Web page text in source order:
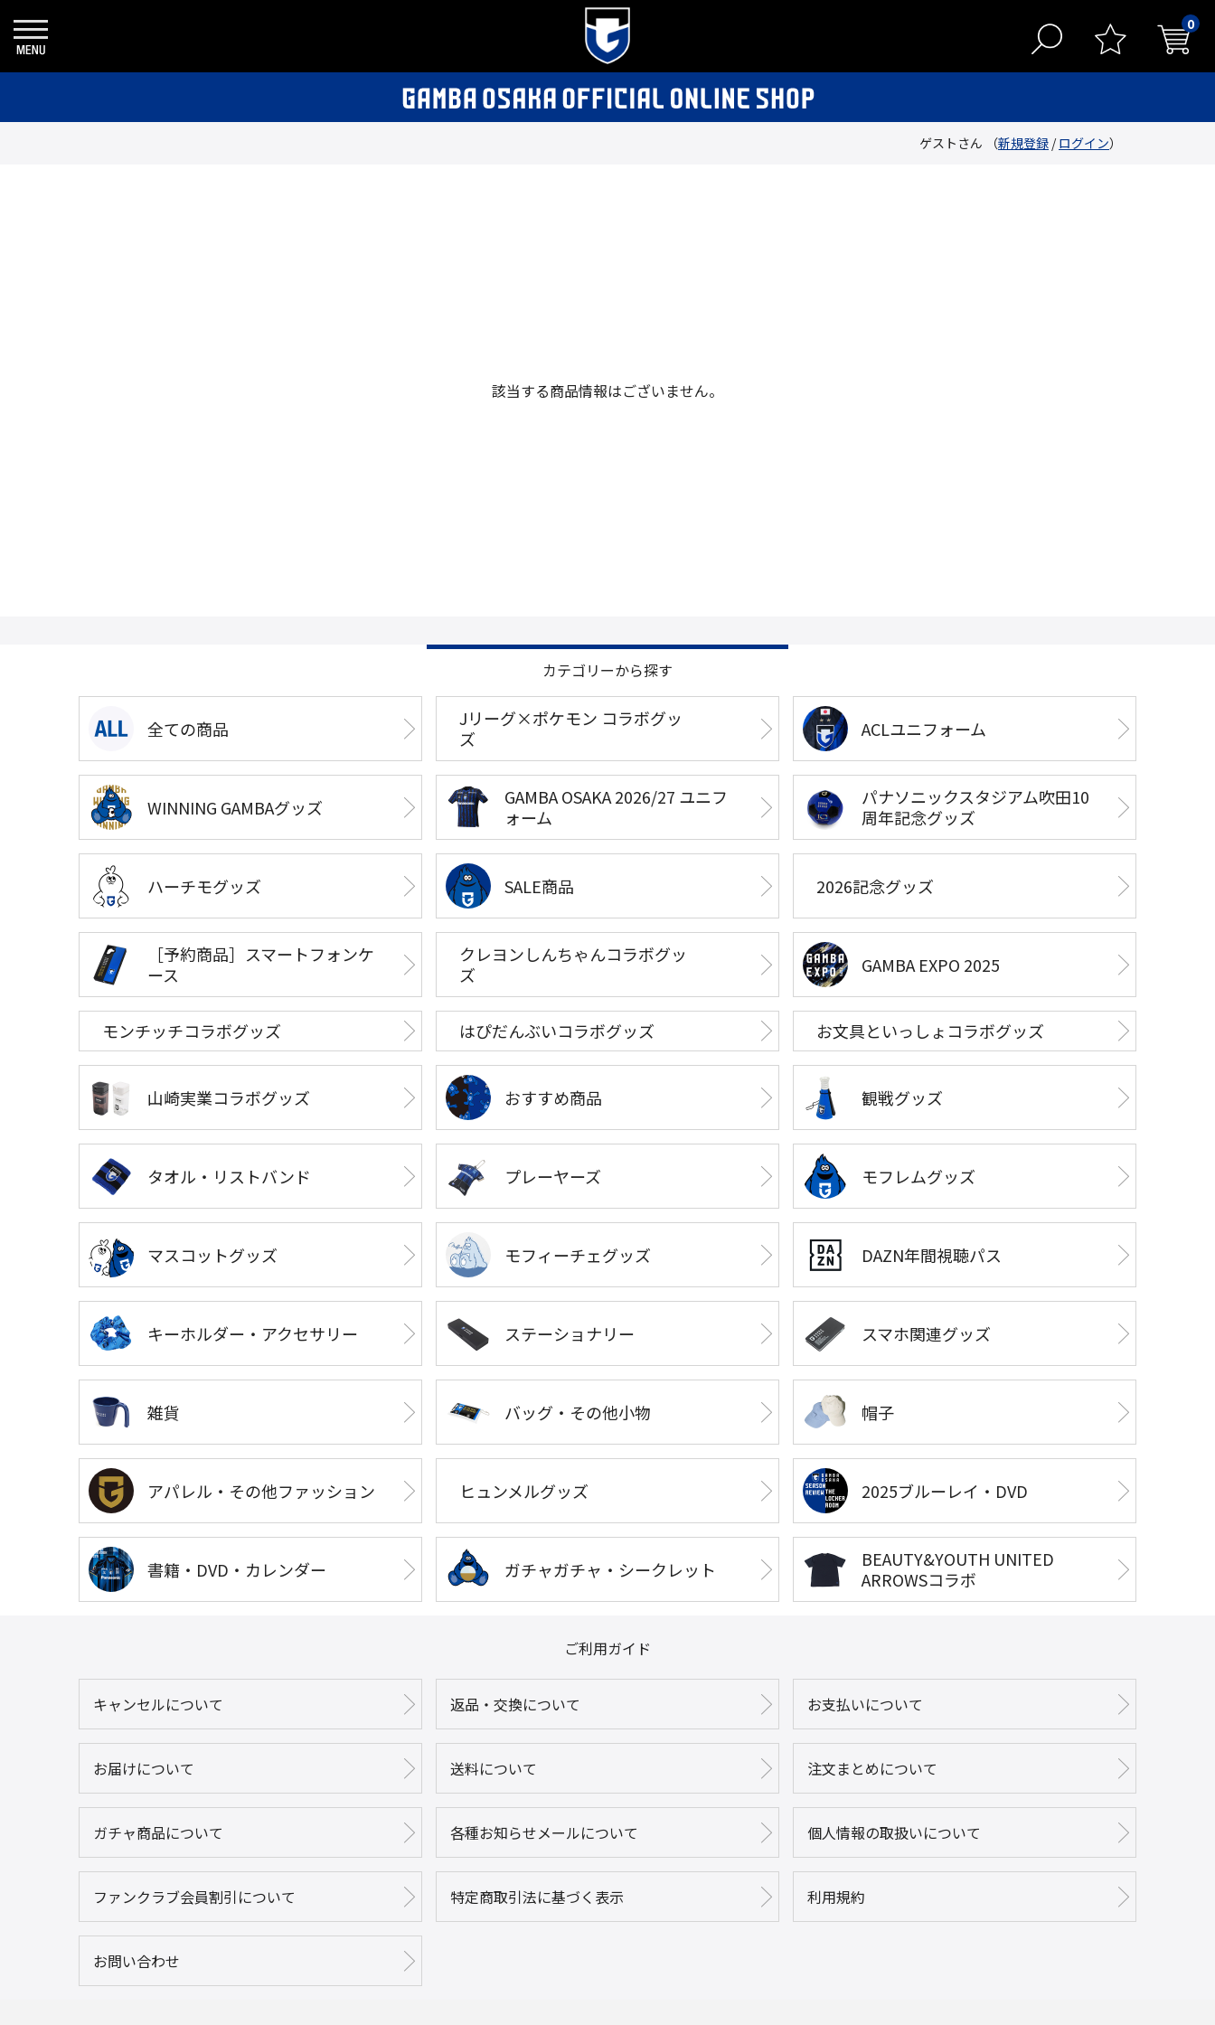
0
ゲストさん （新規登録 /ログイン）
該当する商品情報はございません。
カテゴリーから探す
全ての商品
Jリーグ×ポケモン コラボグッ
ズ
ACLユニフォーム
WINNING GAMBAグッズ
GAMBA OSAKA 2026/27 ユニフ
ォーム
パナソニックスタジアム吹田10
周年記念グッズ
ハーチモグッズ SALE商品 2026記念グッズ
［予約商品］スマートフォンケ
ース
クレヨンしんちゃんコラボグッ
ズ
GAMBA EXPO 2025
モンチッチコラボグッズ はぴだんぶいコラボグッズ お文具といっしょコラボグッズ
山崎実業コラボグッズ おすすめ商品 観戦グッズ
タオル・リストバンド プレーヤーズ モフレムグッズ
マスコットグッズ モフィーチェグッズ DAZN年間視聴パス
キーホルダー・アクセサリー ステーショナリー スマホ関連グッズ
雑貨 バッグ・その他小物 帽子
アパレル・その他ファッション ヒュンメルグッズ 2025ブルーレイ・DVD
書籍・DVD・カレンダー ガチャガチャ・シークレット
BEAUTY&YOUTH UNITED
ARROWSコラボ
ご利用ガイド
キャンセルについて 返品・交換について お支払いについて
お届けについて 送料について 注文まとめについて
ガチャ商品について 各種お知らせメールについて 個人情報の取扱いについて
ファンクラブ会員割引について 特定商取引法に基づく表示 利用規約
お問い合わせ